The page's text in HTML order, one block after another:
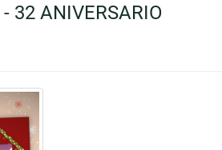
32 ANIVERSARIO